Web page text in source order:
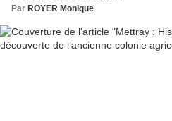
Par ROYER Monique